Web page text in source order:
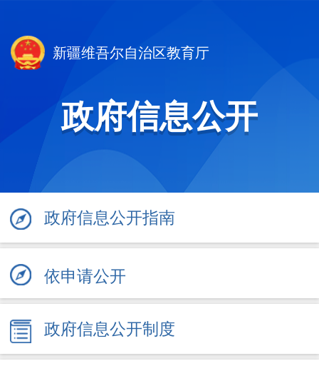
新疆维吾尔自治区教育厅
政府信息公开
政府信息公开指南
依申请公开
政府信息公开制度